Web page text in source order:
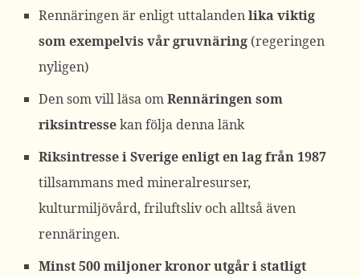
Rennäringen är enligt uttalandenlika viktig
som exempelvis vår gruvnäring (regeringen
nyligen)
Den som vill läsa omRennäringen som
riksintressekan följa denna länk
Riksintresse i Sverige enligt en lag från 1987
tillsammans med mineralresurser,
kulturmiljövård, friluftsliv och alltså även
rennäringen.
Minst 500 miljoner kronor utgår i statligt